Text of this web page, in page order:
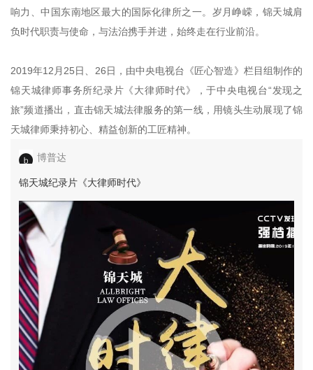
响力、中国东南地区最大的国际化律所之一。岁月峥嵘，锦天城肩
负时代职责与使命，与法治携手并进，始终走在行业前沿。
2019年12月25日、26日，由中央电视台《匠心智造》栏目组制作的
锦天城律师事务所纪录片《大律师时代》，于中央电视台“发现之
旅”频道播出，直击锦天城法律服务的第一线，用镜头生动展现了锦
天城律师秉持初心、精益创新的工匠精神。
博普达
锦天城纪录片《大律师时代》